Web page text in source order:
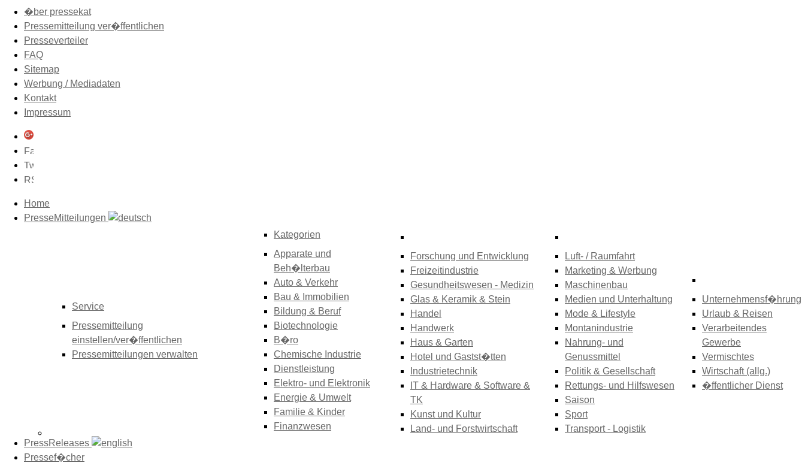
�ber pressekat
Pressemitteilung ver�ffentlichen
Presseverteiler
FAQ
Sitemap
Werbung / Mediadaten
Kontakt
Impressum
Home
PresseMitteilungen
Service
Pressemitteilung
einstellen/ver�ffentlichen
Pressemitteilungen verwalten
Kategorien
Apparate und
Beh�lterbau
Auto & Verkehr
Bau & Immobilien
Bildung & Beruf
Biotechnologie
B�ro
Chemische Industrie
Dienstleistung
Elektro- und Elektronik
Energie & Umwelt
Familie & Kinder
Finanzwesen
Forschung und Entwicklung
Freizeitindustrie
Gesundheitswesen - Medizin
Glas & Keramik & Stein
Handel
Handwerk
Haus & Garten
Hotel und Gastst�tten
Industrietechnik
IT & Hardware & Software &
TK
Kunst und Kultur
Land- und Forstwirtschaft
Luft- / Raumfahrt
Marketing & Werbung
Maschinenbau
Medien und Unterhaltung
Mode & Lifestyle
Montanindustrie
Nahrung- und
Genussmittel
Politik & Gesellschaft
Rettungs- und Hilfswesen
Saison
Sport
Transport - Logistik
Unternehmensf�hrung
Urlaub & Reisen
Verarbeitendes
Gewerbe
Vermischtes
Wirtschaft (allg.)
�ffentlicher Dienst
PressReleases
Pressef�cher